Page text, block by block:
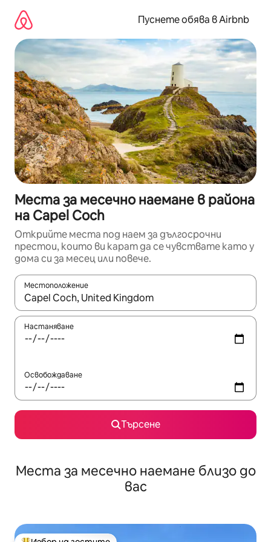
съдържанието
Пуснете обява в Airbnb
Места за месечно наемане в района
на Capel Coch
Открийте места под наем за дългосрочни
престои, които ви карат да се чувствате като у
дома си за месец или повече.
Местоположение
Когато резултатите се покажат, използвайте
Настаняване
Освобождаване
Търсене
Места за месечно наемане близо до
вас